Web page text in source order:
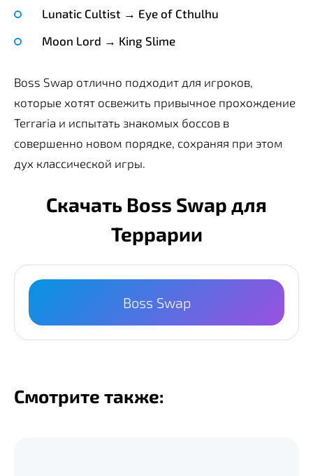
Lunatic Cultist → Eye of Cthulhu
Moon Lord → King Slime
Boss Swap отлично подходит для игроков,
которые хотят освежить привычное прохождение
Terraria и испытать знакомых боссов в
совершенно новом порядке, сохраняя при этом
дух классической игры.
Скачать Boss Swap для
Террарии
Boss Swap
Смотрите также: